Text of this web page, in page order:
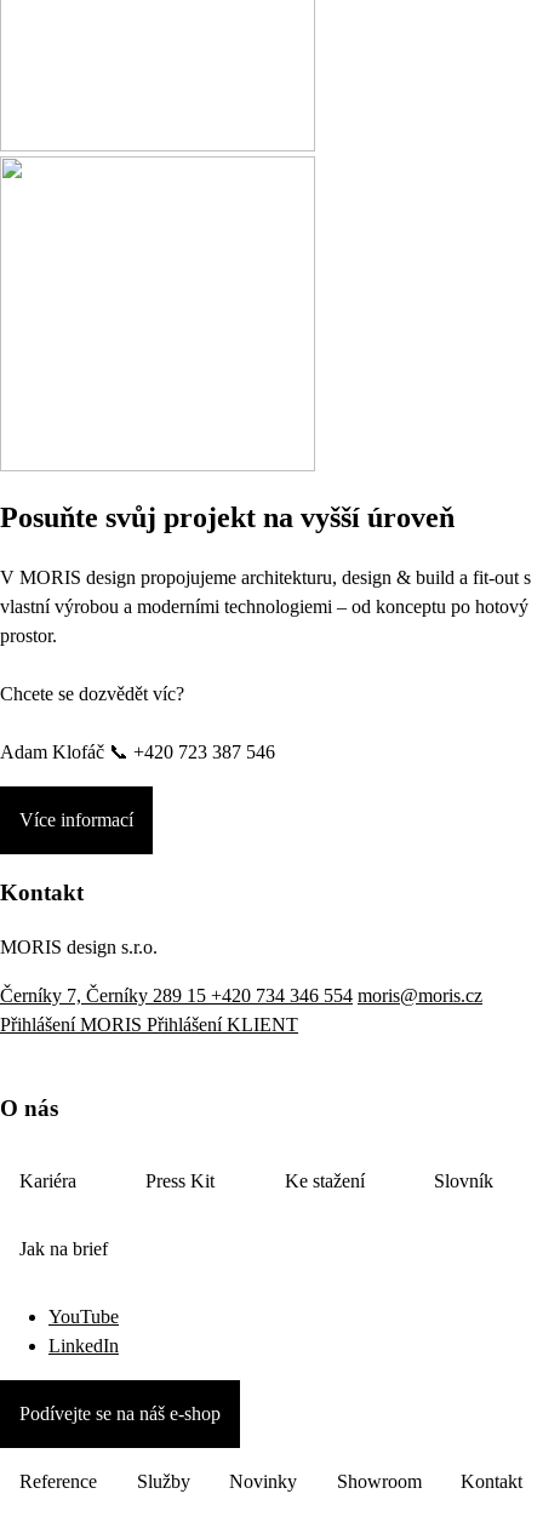
Posuňte svůj projekt na vyšší úroveň
V MORIS design propojujeme architekturu, design & build a fit-out s
vlastní výrobou a moderními technologiemi – od konceptu po hotový
prostor.
Chcete se dozvědět víc?
Adam Klofáč 📞 +420 723 387 546
Více informací
Kontakt
MORIS design s.r.o.
Černíky 7, Černíky 289 15 +420 734 346 554 moris@moris.cz
Přihlášení MORIS Přihlášení KLIENT
O nás
Kariéra Press Kit Ke stažení Slovník
Jak na brief
YouTube
LinkedIn
Podívejte se na náš e-shop
Reference Služby Novinky Showroom Kontakt